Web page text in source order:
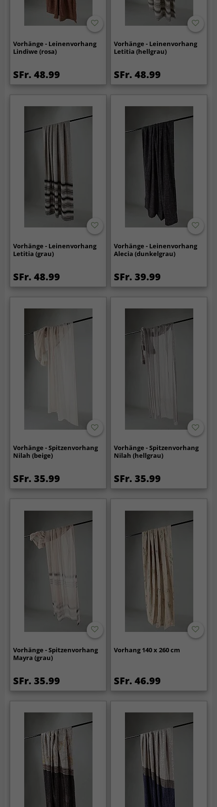
Vorhänge - Leinenvorhang
Lindiwe (rosa)
SFr. 48.99
Vorhänge - Leinenvorhang
Letitia (hellgrau)
SFr. 48.99
Vorhänge - Leinenvorhang
Letitia (grau)
SFr. 48.99
Vorhänge - Leinenvorhang
Alecia (dunkelgrau)
SFr. 39.99
Vorhänge - Spitzenvorhang
Nilah (beige)
SFr. 35.99
Vorhänge - Spitzenvorhang
Nilah (hellgrau)
SFr. 35.99
Vorhänge - Spitzenvorhang
Mayra (grau)
SFr. 35.99
Vorhang 140 x 260 cm
SFr. 46.99